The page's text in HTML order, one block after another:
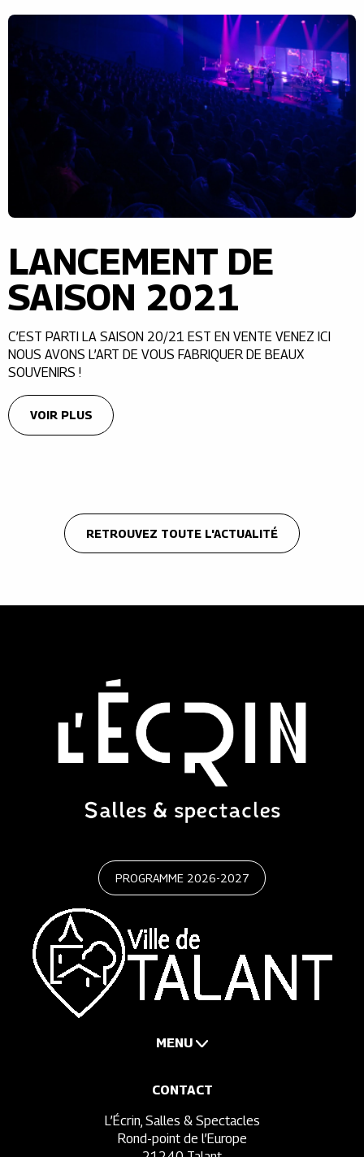
LANCEMENT DE
SAISON 2021
C’EST PARTI LA SAISON 20/21 EST EN VENTE VENEZ ICI
NOUS AVONS L’ART DE VOUS FABRIQUER DE BEAUX
SOUVENIRS !
VOIR PLUS
RETROUVEZ TOUTE L'ACTUALITÉ
PROGRAMME 2026-2027
MENU
CONTACT
L’Écrin, Salles & Spectacles
Rond-point de l’Europe